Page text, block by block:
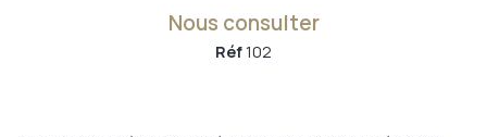
Nous consulter
Réf102